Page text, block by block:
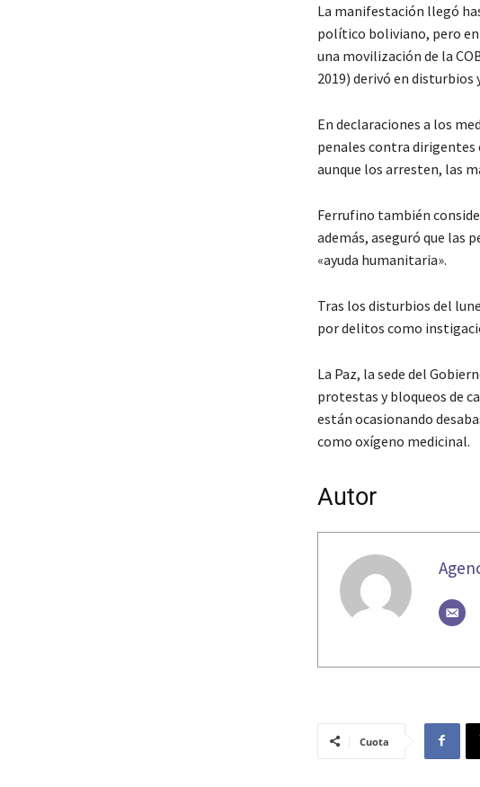
La manifestación llegó
político boliviano, pero
una movilización de la
2019) derivó en disturbios
En declaraciones a los
penales contra dirigentes
aunque los arresten, las
Ferrufino también
además, aseguró que las
«ayuda humanitaria».
Tras los disturbios del
por delitos como
La Paz, la sede del
protestas y bloqueos de
están ocasionando
como oxígeno medicinal.
Autor
Cuota